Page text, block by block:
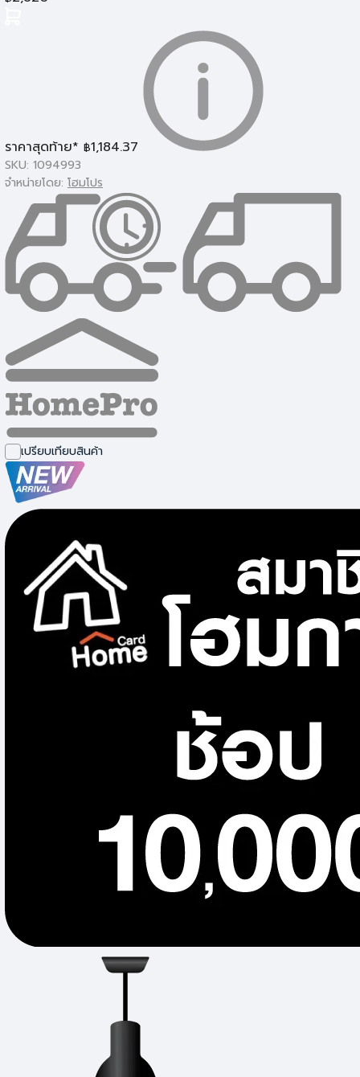
โคมไฟถาด
โคมไฟภายใน
ราคาสุดท้าย* ฿1,184.37
SKU: 1094993
จำหน่ายโดย: โฮมโปร
เปรียบเทียบสินค้า